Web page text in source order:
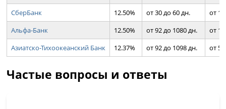
СберБанк
12.50% от 30 до 60 дн.
от 1
Альфа-Банк
12.50% от 92 до 1080 дн.
от
Азиатско-Тихоокеанский Банк
12.37% от 92 до 1098 дн. от
Частые вопросы и ответы